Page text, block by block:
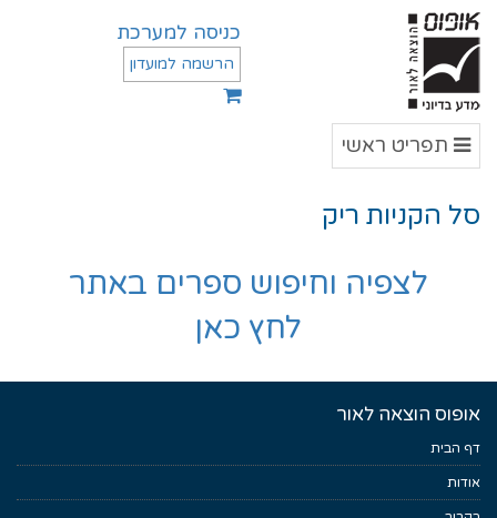
כניסה למערכת
הרשמה למועדון
תפריט
תפריט ראשי
סל הקניות ריק
לצפיה וחיפוש ספרים באתר
לחץ כאן
אופוס הוצאה לאור
דף הבית
אודות